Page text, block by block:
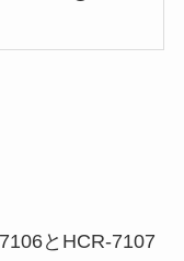
とHCR-7107